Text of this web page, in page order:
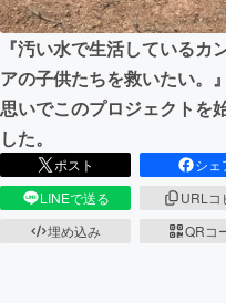
まちづくり・地
CAMPFIREふるさと
『汚い水で生活しているカ
アの子供たちを救いたい。
思いでこのプロジェクトを
した。
ポスト
シェ
LINEで送る
URLコ
埋め込み
QRコ